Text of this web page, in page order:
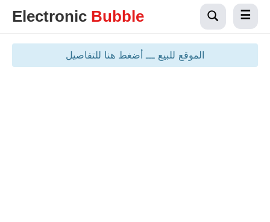
Electronic Bubble
الموقع للبيع ـــ أضغط هنا للتفاصيل